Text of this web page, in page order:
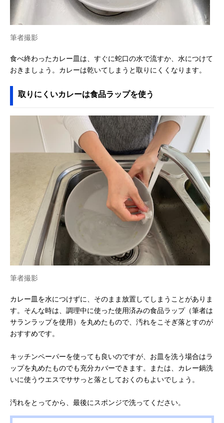
筆者撮影
食べ終わったカレー皿は、すぐに蛇口の水で流すか、水につけて
おきましょう。カレーは乾いてしまうと取りにくくなります。
取りにくいカレーは食品ラップを使う
筆者撮影
カレー皿を水につけずに、そのまま放置してしまうことがありま
す。そんな時は、調理中に使った使用済みの食品ラップ（筆者は
サランラップを使用）を丸めたもので、汚れをこそぎ落とすのが
おすすめです。
キッチンペーパーを使っても良いのですが、お皿を洗う場合はラ
ップを丸めたものでも充分カバーできます。または、カレー鍋洗
いに使うウエスでササっと落としておくのもよいでしょう。
汚れをとってから、最後にスポンジで洗ってください。